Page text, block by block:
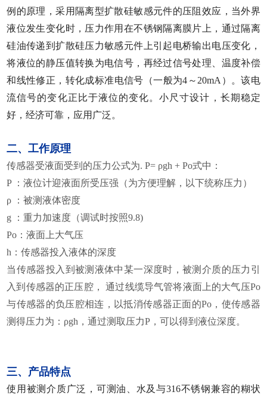
例的原理，采用隔离型扩散硅敏感元件的压阻效应，当外界
液位发生变化时，压力作用在不锈钢隔离膜片上，通过隔离
硅油传递到扩散硅压力敏感元件上引起电桥输出电压变化，
将液位的静压值转换为电信号，再经过信号处理、温度补偿
和线性修正，转化成标准电信号（一般为4～20mA）。该电
流信号的变化正比于液位的变化。小尺寸设计，长期稳定
好，经济可靠，应用广泛。
二、工作原理
传感器受液面受到的压力公式为. P= ρgh + Po式中：
P ：液位计迎液面所受压强（为方便理解，以下统称压力）
ρ
：被测液体密度
g
：重力加速度（调试时按照9.8)
Po ：液面上大气压
h ：传感器投入液体的深度
当传感器投入到被测液体中某一深度时，被测介质的压力引
入到传感器的正压腔， 通过线缆导气管将液面上的大气压Po
与传感器的负压腔相连，以抵消传感器正面的Po，使传感器
测得压力为：ρgh，通过测取压力P，可以得到液位深度。
三、产品特点
使用被测介质广泛，可测油、水及与316不锈钢兼容的糊状